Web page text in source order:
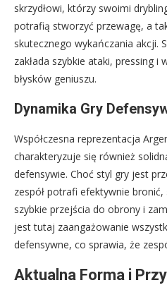
skrzydłowi, którzy swoimi
potrafią stworzyć przewagę, a
skutecznego wykańczania akcji.
zakłada szybkie ataki, pressing i
błysków geniuszu.
Dynamika Gry
Współczesna reprezentacja
charakteryzuje się również
defensywie. Choć styl gry jest
zespół potrafi efektywnie
szybkie przejścia do obrony i
jest tutaj zaangażowanie
defensywne, co sprawia, że
Aktualna Forma i